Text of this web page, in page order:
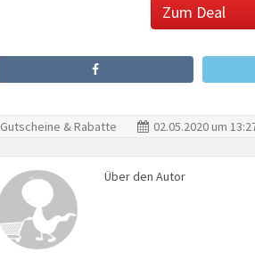
Zum Deal
Gutscheine & Rabatte 02.05.2020 um
Über den Autor